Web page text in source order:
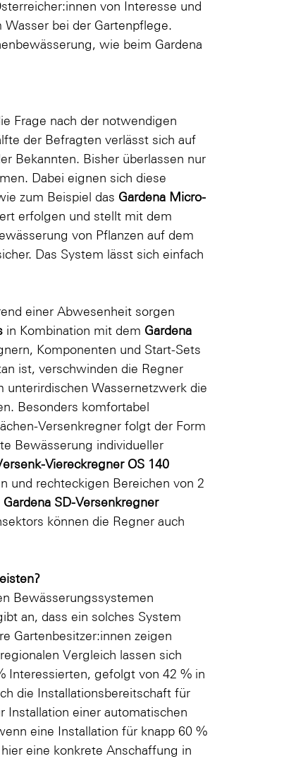
von Interesse und
bei der Gartenpflege.
wie beim Gardena
Frage nach der notwendigen
der Befragten verlässt sich auf
Bekannten. Bisher überlassen nur
Dabei eignen sich diese
zum Beispiel das Gardena Micro-
erfolgen und stellt mit dem
von Pflanzen auf dem
Das System lässt sich einfach
einer Abwesenheit sorgen
in Kombination mit dem Gardena
Komponenten und Start-Sets
ist, verschwinden die Regner
unterirdischen Wassernetzwerk die
Besonders komfortabel
Versenkregner folgt der Form
Bewässerung individueller
Viereckregner OS 140
und rechteckigen Bereichen von 2
Gardena SD-Versenkregner
können die Regner auch
Bewässerungssystemen
an, dass ein solches System
Gartenbesitzer:innen zeigen
Vergleich lassen sich
Interessierten, gefolgt von 42 % in
die Installationsbereitschaft für
Installation einer automatischen
eine Installation für knapp 60 %
eine konkrete Anschaffung in